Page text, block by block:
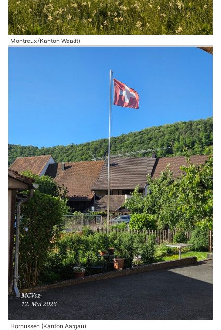
Montreux (Kanton Waadt)
Hornussen (Kanton Aargau)